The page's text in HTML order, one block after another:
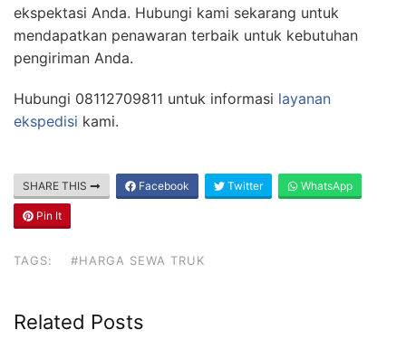
ekspektasi Anda. Hubungi kami sekarang untuk
mendapatkan penawaran terbaik untuk kebutuhan
pengiriman Anda.
Hubungi 08112709811 untuk informasi layanan
ekspedisi kami.
SHARE THIS Facebook Twitter WhatsApp
Pin It
TAGS: #HARGA SEWA TRUK
Related Posts